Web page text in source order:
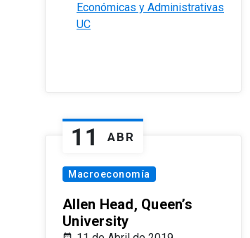
Económicas y Administrativas
UC
11 ABR
Macroeconomía
Allen Head, Queen’s
University